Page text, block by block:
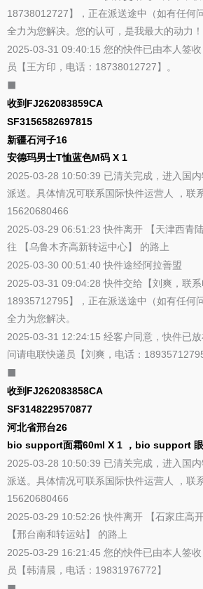
18738012727】，正在派送途中（如有任何
全力为您解决。您的认可，是我最大的动力！
2025-03-31 09:40:15 您的快件已由本人签
员【王方印，电话：18738012727】。
收到FJ262083859CA
SF3156582697815
新疆石河子16
安德玛男士T恤蓝色M码 X 1
2025-03-28 10:50:39 已清关完成，进入国
派送。具体情况可联系国际快件运营人 ，联
15620680466
2025-03-29 06:51:23 快件离开 【天津西青
往 【乌鲁木齐高新转运中心】 的路上
2025-03-30 00:51:40 快件途经阿拉善盟
2025-03-31 09:04:28 快件交给【刘爽，联系
18935712795】，正在派送途中（如有任何
全力为您解决。
2025-03-31 12:24:15 经客户同意，快件已
问请电联快递员【刘爽，电话：18935712795
收到FJ262083858CA
SF3148229570877
河北省邢台26
bio support面霜60ml X 1 ，bio support 眼
2025-03-28 10:50:39 已清关完成，进入国
派送。具体情况可联系国际快件运营人 ，联
15620680466
2025-03-29 10:52:26 快件离开 【石家庄高
【邢台南和转运站】 的路上
2025-03-29 16:21:45 您的快件已由本人签
员【韩清晨，电话：19831976772】